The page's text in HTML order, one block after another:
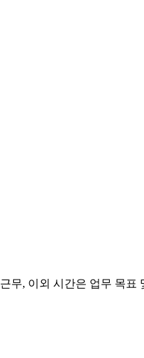
근무, 이외 시간은 업무 목표